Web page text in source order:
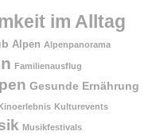
im Alltag
Alpen Alpenpanorama
Familienausflug
Gesunde Ernährung
Kulturevents
Musikfestivals